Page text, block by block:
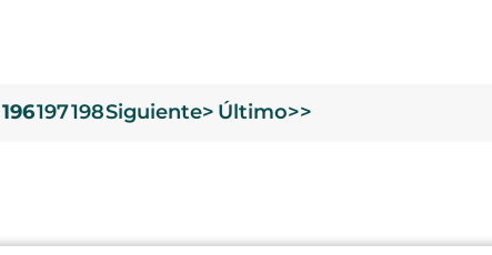
196197198Siguiente> Último>>